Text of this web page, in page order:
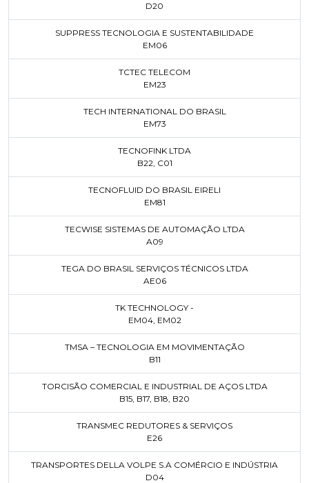
D20
SUPPRESS TECNOLOGIA E SUSTENTABILIDADE
EM06
TCTEC TELECOM
EM23
TECH INTERNATIONAL DO BRASIL
EM73
TECNOFINK LTDA
B22, C01
TECNOFLUID DO BRASIL EIRELI
EM81
TECWISE SISTEMAS DE AUTOMAÇÃO LTDA
A09
TEGA DO BRASIL SERVIÇOS TÉCNICOS LTDA
AE06
TK TECHNOLOGY -
EM04, EM02
TMSA – TECNOLOGIA EM MOVIMENTAÇÃO
B11
TORCISÃO COMERCIAL E INDUSTRIAL DE AÇOS LTDA
B15, B17, B18, B20
TRANSMEC REDUTORES & SERVIÇOS
E26
TRANSPORTES DELLA VOLPE S.A COMÉRCIO E INDÚSTRIA
D04